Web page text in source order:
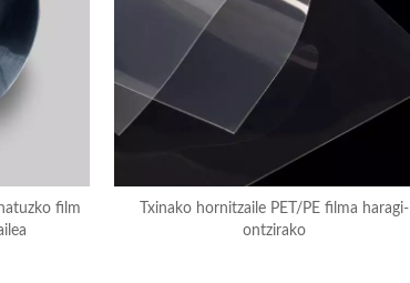
film
Txinako hornitzaile PET/PE filma haragi-
ontzirako